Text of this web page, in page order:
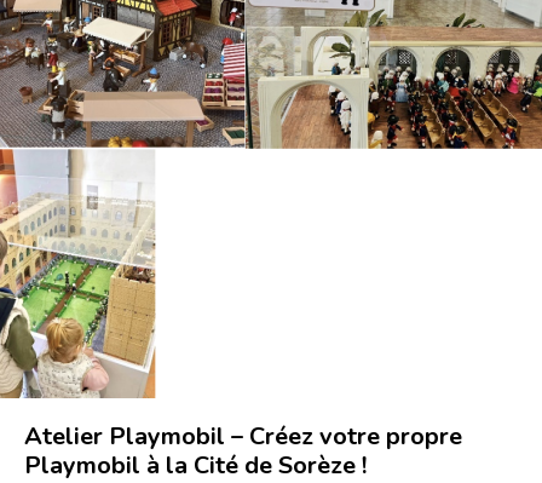
Atelier Playmobil – Créez votre propre
Playmobil à la Cité de Sorèze !